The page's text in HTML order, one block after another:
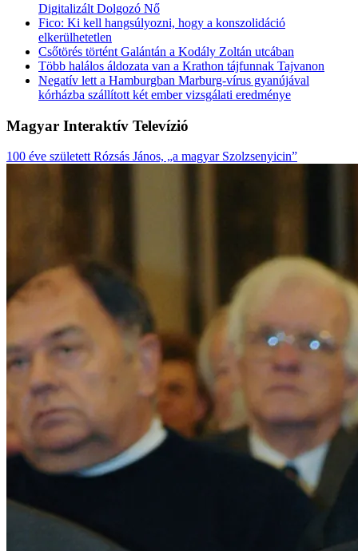
Digitalizált Dolgozó Nő
Fico: Ki kell hangsúlyozni, hogy a konszolidáció
elkerülhetetlen
Csőtörés történt Galántán a Kodály Zoltán utcában
Több halálos áldozata van a Krathon tájfunnak Tajvanon
Negatív lett a Hamburgban Marburg-vírus gyanújával
kórházba szállított két ember vizsgálati eredménye
Magyar Interaktív Televízió
100 éve született Rózsás János, „a magyar Szolzsenyicin”